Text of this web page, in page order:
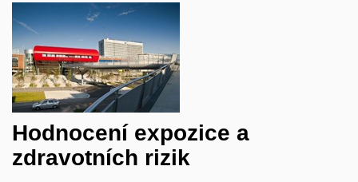
Hodnocení expozice a
zdravotních rizik